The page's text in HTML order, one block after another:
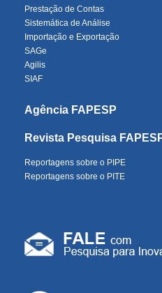
Prestação de Contas
Sistemática de Análise
Importação e Exportação
SAGe
Agilis
SIAF
Agência FAPESP
Revista Pesquisa
Reportagens sobre o PIPE
Reportagens sobre o PITE